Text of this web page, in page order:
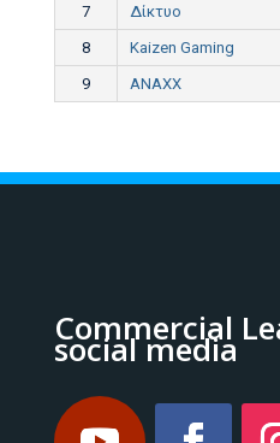
7
Δίκτυο
8
Kaizen Gaming
9
ANAXX
Commercial
social media